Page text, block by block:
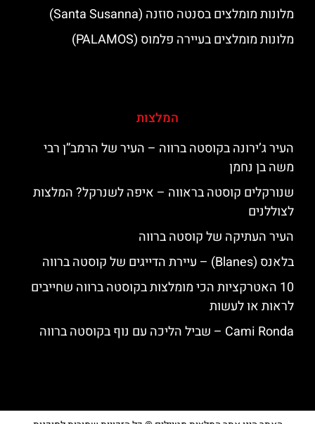
מלונות מומלצים בסנטה סוזנה (Santa Susanna)
מלונות מומלצים בעיירה פלמוס (PALAMOS)
המלצות
העיר ג’ירונה בקוסטה ברווה – העיר של הרמב”ן רבי
משה בן נחמן
שנורקלים קוסטה בראווה – איפה לשנרקל? המלצות
לצוללנים
העיר העתיקה של קוסטה ברווה
בלאנס (Blanes) – עיירת הדייגים של קוסטה ברווה
10 האטרקציות הכי מומלצות בקוסטה ברווה שחייבים
לראות או לעשות
‪‪Cami Ronda‬‬ – שביל הליכה עם נוף בקוסטה ברווה